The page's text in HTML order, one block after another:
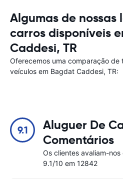
Algumas de nossas
carros disponíveis
Caddesi, TR
Oferecemos uma comparação de
veículos em Bagdat Caddesi, TR:
9.1
Aluguer De
Comentários
Os clientes avaliam-
9.1/10 em 12842